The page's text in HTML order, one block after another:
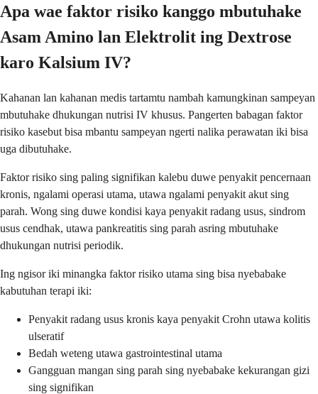
Apa wae faktor risiko kanggo mbutuhake
Asam Amino lan Elektrolit ing Dextrose
karo Kalsium IV?
Kahanan lan kahanan medis tartamtu nambah kamungkinan sampeyan
mbutuhake dhukungan nutrisi IV khusus. Pangerten babagan faktor
risiko kasebut bisa mbantu sampeyan ngerti nalika perawatan iki bisa
uga dibutuhake.
Faktor risiko sing paling signifikan kalebu duwe penyakit pencernaan
kronis, ngalami operasi utama, utawa ngalami penyakit akut sing
parah. Wong sing duwe kondisi kaya penyakit radang usus, sindrom
usus cendhak, utawa pankreatitis sing parah asring mbutuhake
dhukungan nutrisi periodik.
Ing ngisor iki minangka faktor risiko utama sing bisa nyebabake
kabutuhan terapi iki:
Penyakit radang usus kronis kaya penyakit Crohn utawa kolitis
ulseratif
Bedah weteng utawa gastrointestinal utama
Gangguan mangan sing parah sing nyebabake kekurangan gizi
sing signifikan